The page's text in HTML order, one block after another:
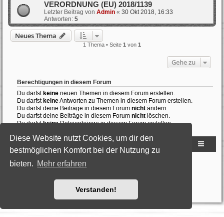
Diese Website nutzt Cookies, um dir den
bestmöglichen Komfort bei der Nutzung zu
bieten. Mehr erfahren
Verstanden!
VERORDNUNG (EU) 2018/1139
Letzter Beitrag von Admin « 30 Okt 2018, 16:33
Antworten: 5
Neues Thema
1 Thema • Seite 1 von 1
Gehe zu
Berechtigungen in diesem Forum
Du darfst keine neuen Themen in diesem Forum erstellen.
Du darfst keineAntworten zu Themen in diesem Forum erstellen.
Du darfst deine Beiträge in diesem Forum nicht ändern.
Du darfst deine Beiträge in diesem Forum nicht löschen.
Du darfstkeineDateianhänge in diesem Forum erstellen.
Powered byphpBB® Forum Software © phpBB Limited